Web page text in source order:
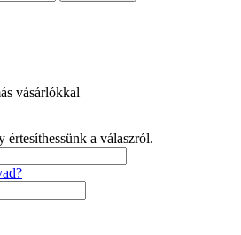
vásárlókkal
a válaszról.